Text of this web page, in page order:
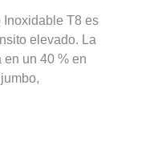
T8 es
elevado. La
un 40 % en